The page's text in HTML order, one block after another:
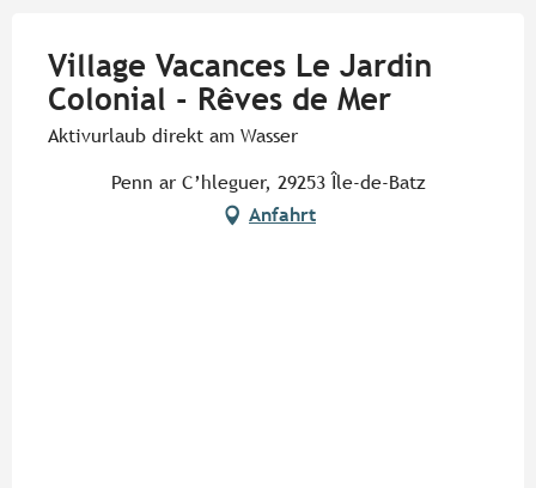
Village Vacances Le Jardin
Colonial - Rêves de Mer
Aktivurlaub direkt am Wasser
Penn ar C’hleguer, 29253 Île-de-Batz
Anfahrt